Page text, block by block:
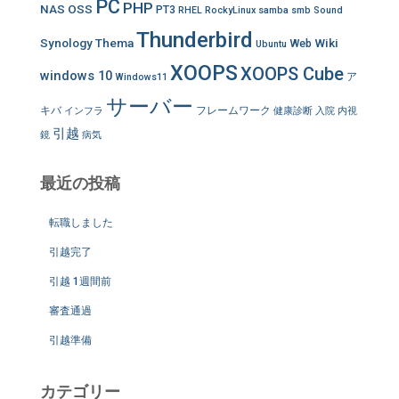
NAS OSS PC PHP PT3 RHEL RockyLinux samba smb Sound
SynologyThemaThunderbird Ubuntu Web Wiki
windows 10 Windows11 XOOPSXOOPS Cube ア
キバ インフラ サーバー フレームワーク 健康診断 入院 内視
鏡 引越 病気
最近の投稿
転職しました
引越完了
引越 1週間前
審査通過
引越準備
カテゴリー